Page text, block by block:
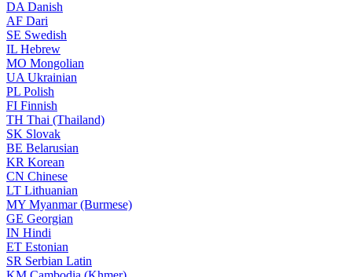
DA Danish
AF Dari
SE Swedish
IL Hebrew
MO Mongolian
UA Ukrainian
PL Polish
FI Finnish
TH Thai (Thailand)
SK Slovak
BE Belarusian
KR Korean
CN Chinese
LT Lithuanian
MY Myanmar (Burmese)
GE Georgian
IN Hindi
ET Estonian
SR Serbian Latin